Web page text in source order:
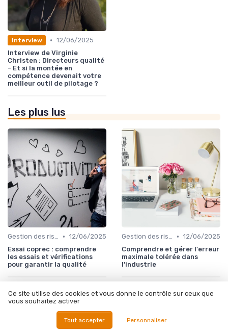
Interview • 12/06/2025
Interview de Virginie
Christen : Directeurs qualité
- Et si la montée en
compétence devenait votre
meilleur outil de pilotage ?
Les plus lus
Gestion des risques • 12/06/2025
Essai coprec : comprendre
les essais et vérifications
pour garantir la qualité
Gestion des risques • 12/06/2025
Comprendre et gérer l'erreur
maximale tolérée dans
l'industrie
Ce site utilise des cookies et vous donne le contrôle sur ceux que
vous souhaitez activer
Tout accepter Personnaliser